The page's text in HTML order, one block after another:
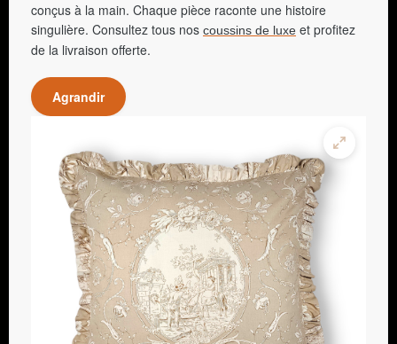
conçus à la main. Chaque pièce raconte une histoire
singulière. Consultez tous nos coussins de luxe et profitez
de la livraison offerte.
Agrandir